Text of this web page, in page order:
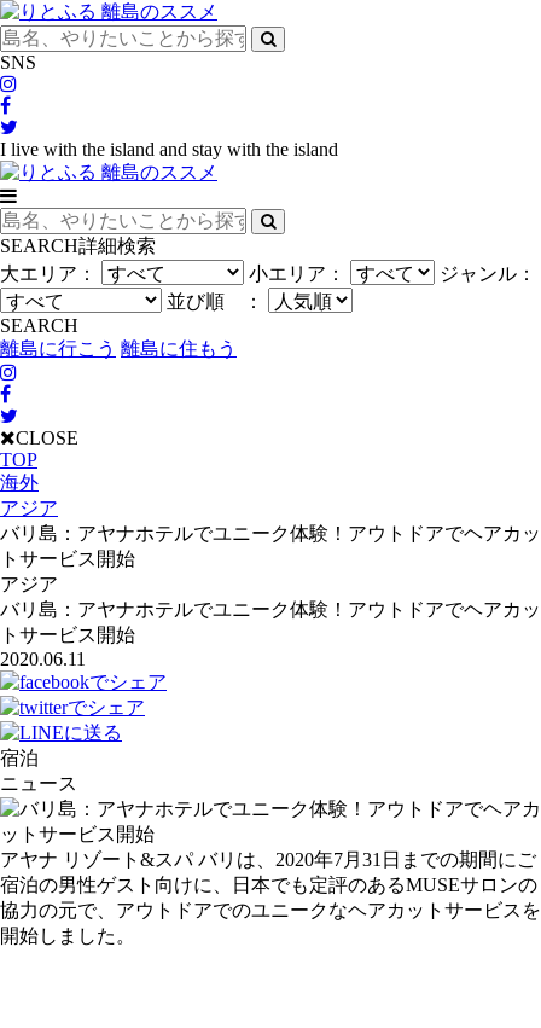
SNS
I live with the island and stay with the island
SEARCH詳細検索
大エリア：
小エリア：
ジャンル：
並び順 ：
SEARCH
離島に行こう 離島に住もう
CLOSE
TOP
海外
アジア
バリ島：アヤナホテルでユニーク体験！アウトドアでヘアカッ
トサービス開始
アジア
バリ島：アヤナホテルでユニーク体験！アウトドアでヘアカッ
トサービス開始
2020.06.11
宿泊
ニュース
アヤナ リゾート&スパ バリは、2020年7月31日までの期間にご
宿泊の男性ゲスト向けに、日本でも定評のあるMUSEサロンの
協力の元で、アウトドアでのユニークなヘアカットサービスを
開始しました。